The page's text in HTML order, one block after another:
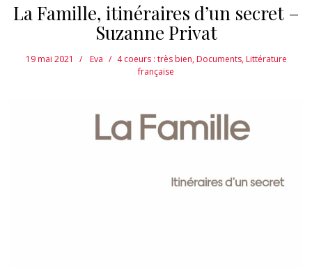
La Famille, itinéraires d’un secret –
Suzanne Privat
19 mai 2021 Eva 4 coeurs : très bien,Documents,Littérature
française